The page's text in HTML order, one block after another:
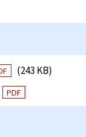
(243 KB)
PDF